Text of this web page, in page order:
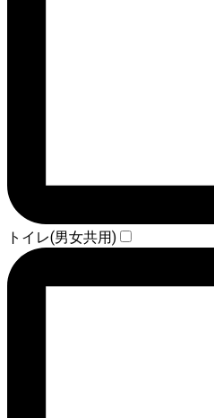
トイレ(男女共用)